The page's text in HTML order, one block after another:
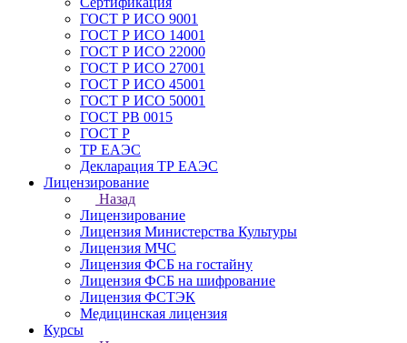
ГОСТ Р ИСО 9001
ГОСТ Р ИСО 14001
ГОСТ Р ИСО 22000
ГОСТ Р ИСО 27001
ГОСТ Р ИСО 45001
ГОСТ Р ИСО 50001
ГОСТ РВ 0015
ГОСТ Р
ТР ЕАЭС
Декларация ТР ЕАЭС
Лицензирование
Назад
Лицензирование
Лицензия Министерства Культуры
Лицензия МЧС
Лицензия ФСБ на гостайну
Лицензия ФСБ на шифрование
Лицензия ФСТЭК
Медицинская лицензия
Курсы